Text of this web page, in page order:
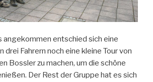
angekommen entschied sich eine
drei Fahrern noch eine kleine Tour von
Bossler zu machen, um die schöne
Der Rest der Gruppe hat es sich